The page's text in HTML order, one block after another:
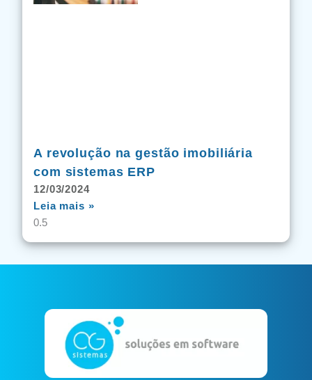
A revolução na gestão imobiliária
com sistemas ERP
12/03/2024
Leia mais »